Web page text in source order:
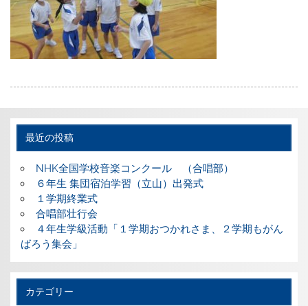
最近の投稿
NHK全国学校音楽コンクール （合唱部）
６年生 集団宿泊学習（立山）出発式
１学期終業式
合唱部壮行会
４年生学級活動「１学期おつかれさま、２学期もがん
ばろう集会」
カテゴリー